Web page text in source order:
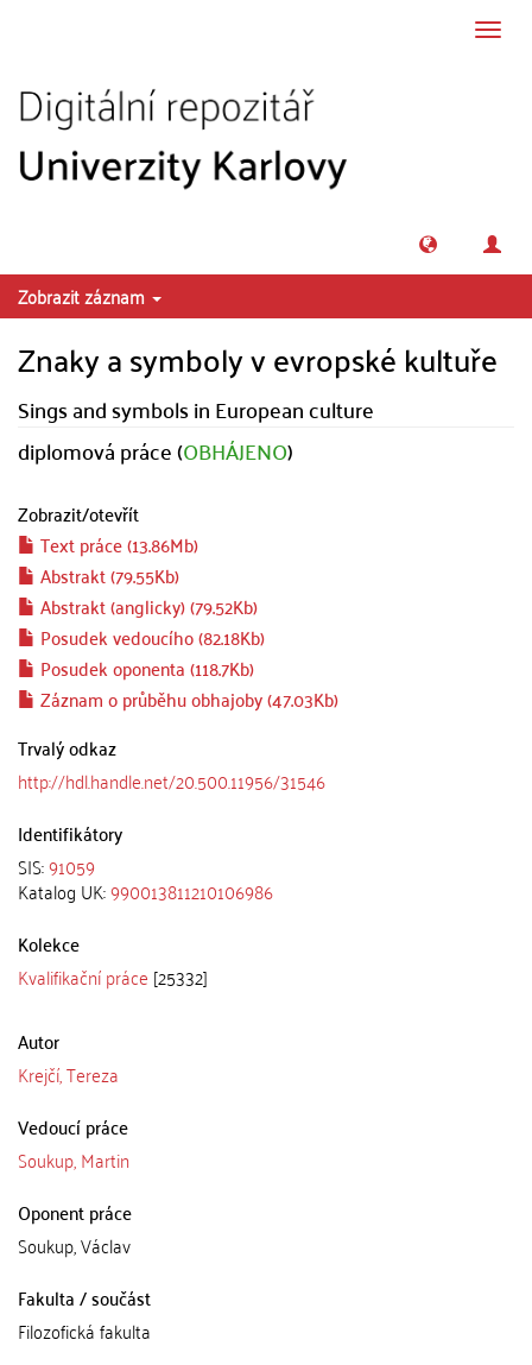
Zobrazit záznam
Znaky a symboly v evropské kultuře
Sings and symbols in European culture
diplomová práce (OBHÁJENO)
Zobrazit/otevřít
Text práce (13.86Mb)
Abstrakt (79.55Kb)
Abstrakt (anglicky) (79.52Kb)
Posudek vedoucího (82.18Kb)
Posudek oponenta (118.7Kb)
Záznam o průběhu obhajoby (47.03Kb)
Trvalý odkaz
http://hdl.handle.net/20.500.11956/31546
Identifikátory
SIS:91059
Katalog UK:990013811210106986
Kolekce
Kvalifikační práce [25332]
Autor
Krejčí, Tereza
Vedoucí práce
Soukup, Martin
Oponent práce
Soukup, Václav
Fakulta / součást
Filozofická fakulta